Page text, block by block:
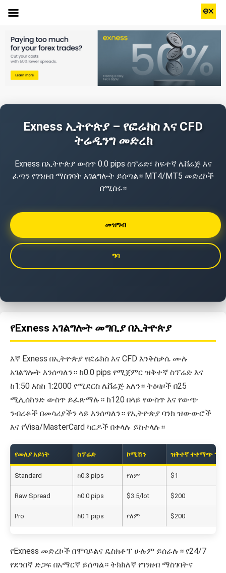
Exness ኢትዮጵያ – የፎሬክስ እና CFD
ትሬዲንግ መድረክ
Exness በኢትዮጵያ ውስጥ 0.0 pips ስፕሬድ፣ ከፍተኛ ሌቨሬጅ እና
ፈጣን የገንዘብ ማስገባት አገልግሎት ይሰጣል። MT4/MT5 መድረኮች
በሚሰሩ።
መዝግብ
ግባ
የExness አገልግሎት መግቢያ በኢትዮጵያ
እኛ Exness በኢትዮጵያ የፎሬክስ እና CFD እንቅስቃሴ ሙሉ
አገልግሎት እንሰጣለን። ከ0.0 pips የሚጀምር ዝቅተኛ ስፕሬድ እና
ከ1:50 እስከ 1:2000 የሚደርስ ሌቨሬጅ አለን። ትዕዛዞች በ25
ሚሊሰከንድ ውስጥ ይፈጽማሉ። ከ120 በላይ የውስጥ እና የውጭ
ንብረቶች በመሳሪያችን ላይ እንሰጣለን። የኢትዮጵያ ባንክ ዝውውሮች
እና የVisa/MasterCard ካርዶች በቀላሉ ይከተላሉ።
የመለያ አይነት ስፕሬድ ኮሚሽን ዝቅተኛ ተቀማጭ
Standard ከ0.3 pips የለም $1
Raw Spread ከ0.0 pips $3.5/lot $200
Pro ከ0.1 pips የለም $200
የExness መድረኮች በሞባይልና ዴስክቶፕ ሁሉም ይሰራሉ። የ24/7
የደንበኛ ድጋፍ በአማርኛ ይሰጣል። ትክክለኛ የገንዘብ ማስገባትና